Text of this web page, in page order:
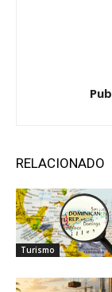
RELACIONADO
Turismo